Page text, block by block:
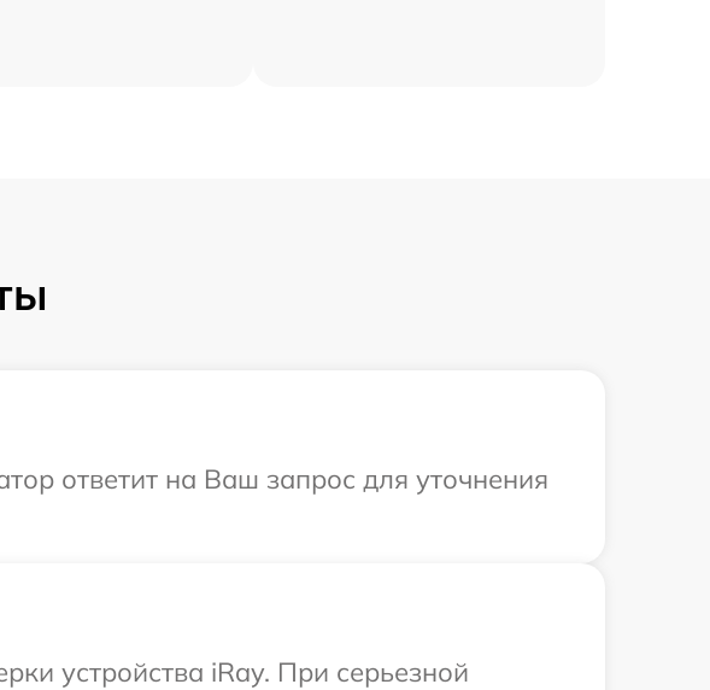
ответит на Ваш запрос для уточнения
устройства iRay. При серьезной